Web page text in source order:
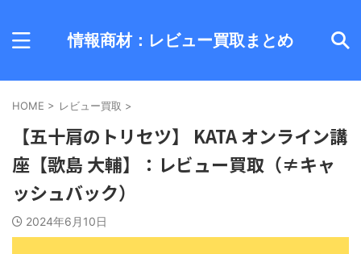
情報商材：レビュー買取まとめ
HOME > レビュー買取 >
【五十肩のトリセツ】 KATA オンライン講
座【歌島 大輔】：レビュー買取（≠キャ
ッシュバック）
2024年6月10日